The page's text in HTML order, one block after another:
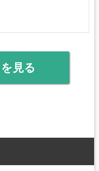
見る